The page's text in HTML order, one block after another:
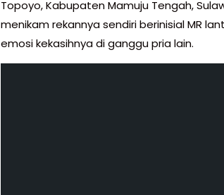
Topoyo, Kabupaten Mamuju Tengah,
menikam rekannya sendiri berinisial MR
emosi kekasihnya di ganggu pria lain.